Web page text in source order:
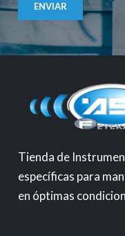
ENVIAR
Tienda de
específicas para
en óptimas